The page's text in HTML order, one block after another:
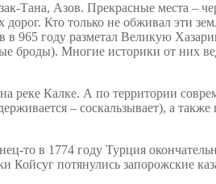
Тана, Азов. Прекрасные места –
Кто только не обживал эти
965 году разметал Великую
броды). Многие историки от них
реке Калке. А по территории
– соскальзывает), а также
то в 1774 году Турция
Койсуг потянулись запорожские